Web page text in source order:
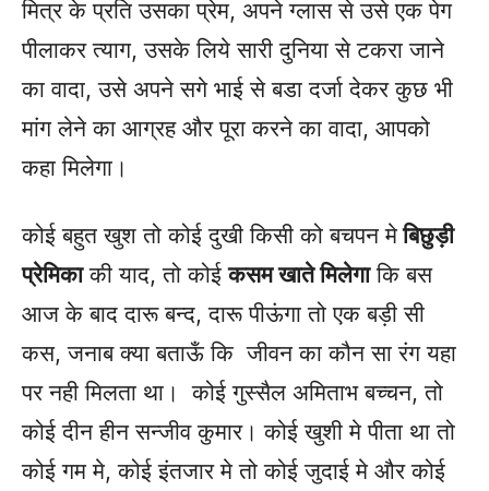
मित्र के प्रति उसका प्रेम, अपने ग्लास से उसे एक पेग
पीलाकर त्याग, उसके लिये सारी दुनिया से टकरा जाने
का वादा, उसे अपने सगे भाई से बडा दर्जा देकर कुछ भी
मांग लेने का आग्रह और पूरा करने का वादा, आपको
कहा मिलेगा।
कोई बहुत खुश तो कोई दुखी किसी को बचपन मेबिछुड़ी
प्रेमिकाकी याद, तो कोईकसम खाते मिलेगाकि बस
आज के बाद दारू बन्द, दारू पीऊंगा तो एक बड़ी सी
कस, जनाब क्या बताऊँ कि जीवन का कौन सा रंग यहा
पर नही मिलता था। कोई गुस्सैल अमिताभ बच्चन, तो
कोई दीन हीन सन्जीव कुमार। कोई खुशी मे पीता था तो
कोई गम मे, कोई इंतजार मे तो कोई जुदाई मे और कोई